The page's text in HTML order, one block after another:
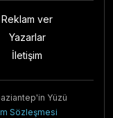
Reklam ver
Yazarlar
İletişim
Yüzü
Sözleşmesi